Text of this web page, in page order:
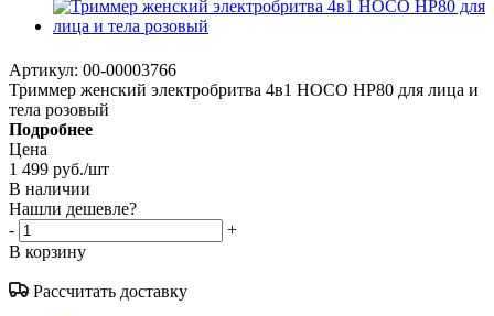
Артикул: 00-00003766
Триммер женский электробритва 4в1 HOCO HP80 для лица и
тела розовый
Подробнее
Цена
1 499 руб./шт
В наличии
Нашли дешевле?
-
+
В корзину
Рассчитать доставку